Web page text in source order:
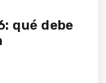
qué debe